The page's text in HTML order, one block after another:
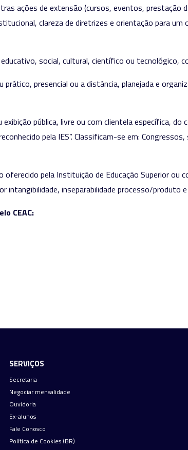
ações de extensão (cursos, eventos, prestação
clareza de diretrizes e orientação para
social, cultural, científico ou tecnológico,
prático, presencial ou a distância, planejada e
exibição pública, livre ou com clientela específica,
pela IES”. Classificam-se em:
oferecido pela Instituição de Educação Superior
intangibilidade, inseparabilidade processo/produto
CEAC:
SERVIÇOS
Secretaria
Negociar mensalidade
Ouvidoria
Ex-alunos
Fale Conosco
Política de Cookies (BR)